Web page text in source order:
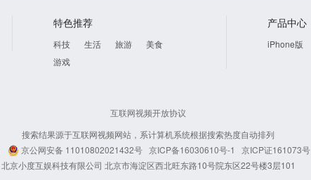
特色推荐
科技 生活 旅游
美食
游戏
产品中心
iPhone版
互联网视频开放协议
搜索结果源于互联网视频网站，系计算机系统根据搜索热度自动排列
京公网安备 11010802021432号 京ICP备16030610号-1 京ICP证161073号
北京小度互娱科技有限公司 北京市海淀区西北旺东路10号院东区22号楼3层101